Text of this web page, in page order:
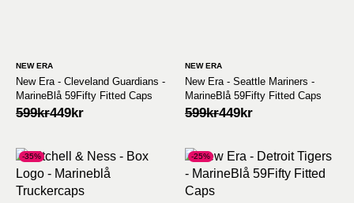
NEW ERA
New Era - Cleveland Guardians -
MarineBlå 59Fifty Fitted Caps
599kr
Opprinnelig
599kr.
449kr
Nåværende
449kr.
NEW ERA
New Era - Seattle Mariners -
MarineBlå 59Fifty Fitted Caps
599kr
Opprinnelig
599kr.
449kr
Nåværende
449kr.
-35% -25%